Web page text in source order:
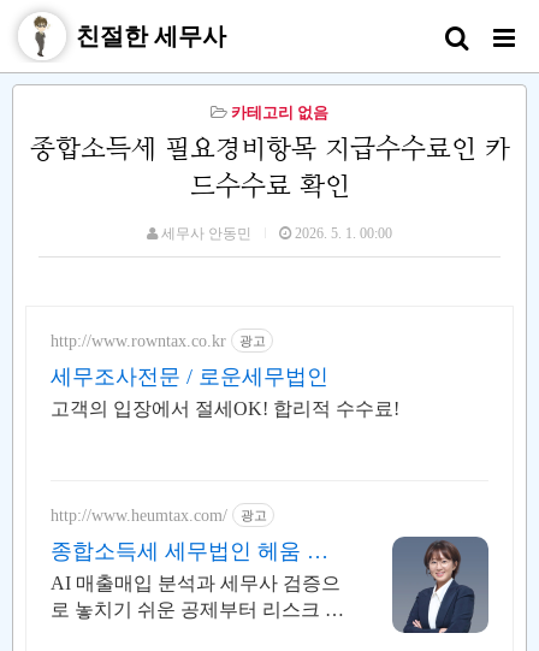
친절한 세무사
카테고리 없음
종합소득세 필요경비항목 지급수수료인 카
드수수료 확인
세무사 안동민 2026. 5. 1. 00:00
http://www.rowntax.co.kr 광고
세무조사전문 / 로운세무법인
고객의 입장에서 절세OK! 합리적 수수료!
http://www.heumtax.com/ 광고
종합소득세 세무법인 헤움 실
시간 카톡 상담 지원
AI 매출매입 분석과 세무사 검증으
로 놓치기 쉬운 공제부터 리스크 관